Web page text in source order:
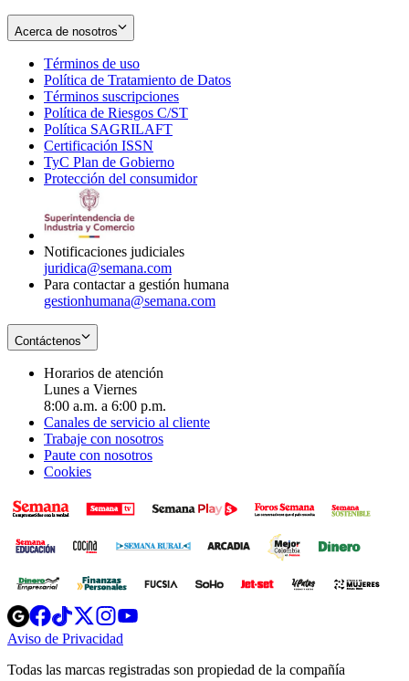
Acerca de nosotros
Términos de uso
in
new
window
Política de Tratamiento de Datos
Términos suscripciones
in
Política de Riesgos C/ST
Política SAGRILAFT
new
window
Certificación ISSN
in
new
TyC Plan de Gobierno
in
Protección del consumidorOpens
Notificaciones judiciales
juridica@semana.com
Para contactar a gestión humana
gestionhumana@semana.com
Contáctenos
Horarios de atención
Lunes a Viernes
8:00 a.m. a 6:00 p.m.
Canales de servicio al cliente
Trabaje con nosotros
Paute con nosotros
Cookies
Opens
in
new
Opens
in
new
Opens
in
new
window
Opens
new
windowwindow
Aviso de Privacidad
new
Todas las marcas registradas son propiedad de la compañía